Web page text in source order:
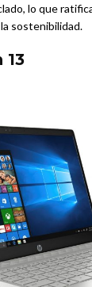
lo que
sostenibilidad.
13